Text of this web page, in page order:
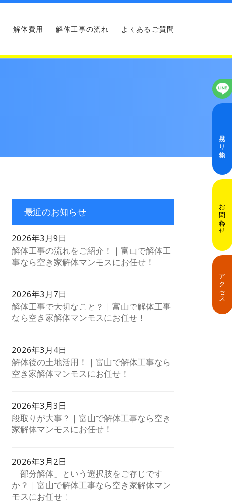
解体費用 解体工事の流れ よくあるご質問
最近のお知らせ
2026年3月9日
解体工事の流れをご紹介！｜富山で解体工
事なら空き家解体マンモスにお任せ！
2026年3月7日
解体工事で大切なこと？｜富山で解体工事
なら空き家解体マンモスにお任せ！
2026年3月4日
解体後の土地活用！｜富山で解体工事なら
空き家解体マンモスにお任せ！
2026年3月3日
段取りが大事？｜富山で解体工事なら空き
家解体マンモスにお任せ！
2026年3月2日
「部分解体」という選択肢をご存じです
か？｜富山で解体工事なら空き家解体マン
モスにお任せ！
見積もり依頼
お問い合わせ
アクセス